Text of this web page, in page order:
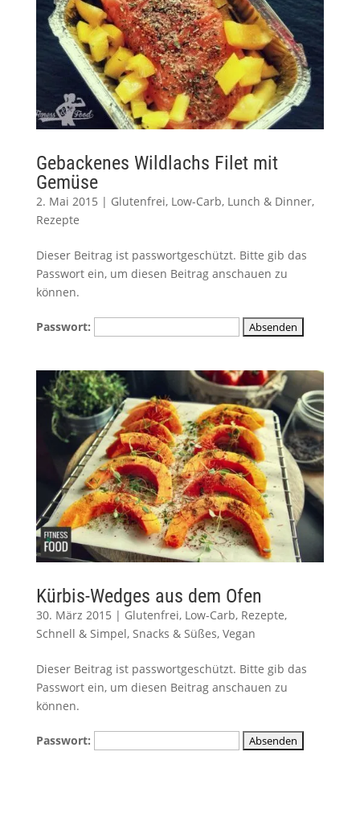
Gebackenes Wildlachs Filet mit
Gemüse
2. Mai 2015 | Glutenfrei, Low-Carb, Lunch & Dinner,
Rezepte
Dieser Beitrag ist passwortgeschützt. Bitte gib das
Passwort ein, um diesen Beitrag anschauen zu
können.
Passwort:
Kürbis-Wedges aus dem Ofen
30. März 2015 | Glutenfrei, Low-Carb, Rezepte,
Schnell & Simpel, Snacks & Süßes, Vegan
Dieser Beitrag ist passwortgeschützt. Bitte gib das
Passwort ein, um diesen Beitrag anschauen zu
können.
Passwort: